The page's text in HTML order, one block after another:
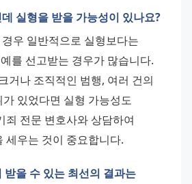
실형을 받을 가능성이 있나요?
우 일반적으로 실형보다는
를 선고받는 경우가 많습니다.
거나 조직적인 범행, 여러 건의
있었다면 실형 가능성도
죄 전문 변호사와 상담하여
세우는 것이 중요합니다.
을 수 있는 최선의 결과는